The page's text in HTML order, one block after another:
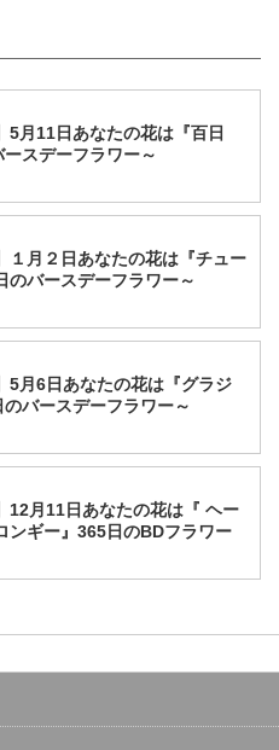
5月11日あなたの花は『百日
スデーフラワー～
１月２日あなたの花は『チュー
のバースデーフラワー～
5月6日あなたの花は『グラジ
バースデーフラワー～
12月11日あなたの花は『 ヘー
ンギー』365日のBDフラワー